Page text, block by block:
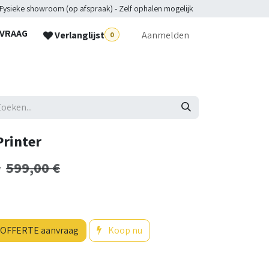
showroom (op afspraak) - Zelf ophalen mogelijk
Verlanglijst 0 Aanmelden
599,00€
OFFERTE aanvraag Koop nu